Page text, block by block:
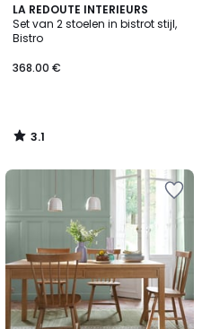
LA REDOUTE INTERIEURS
Set van 2 stoelen in bistrot stijl,
Bistro
368.00 €
3.1
/
5
3.1
/